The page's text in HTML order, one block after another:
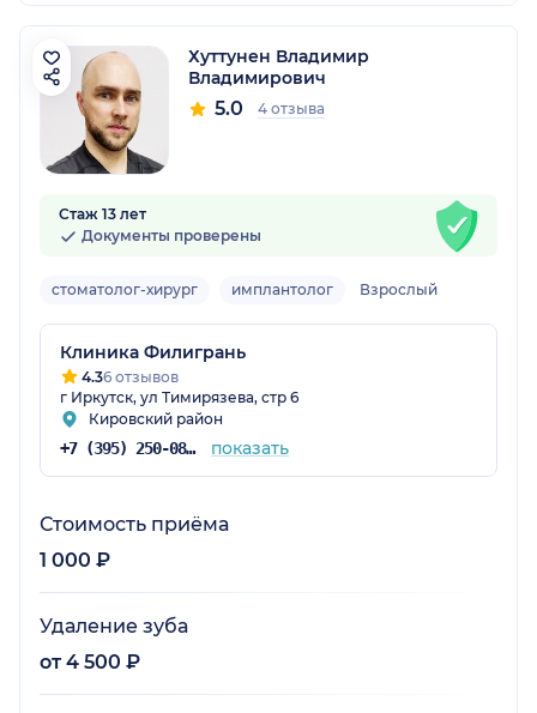
Хуттунен Владимир
Владимирович
5.0 4 отзыва
Стаж 13 лет
Документы проверены
стоматолог-хирург имплантолог Взрослый
Клиника Филигрань
4.36 отзывов
г Иркутск, ул Тимирязева, стр 6
Кировский район
+7 (395) 250-08-80 показать
Стоимость приёма
1 000 ₽
Удаление зуба
от 4 500 ₽